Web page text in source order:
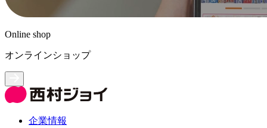
Online shop
オンラインショップ
企業情報